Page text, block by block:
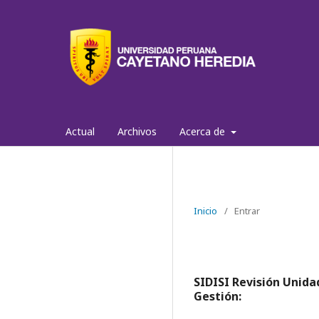
Actual Archivos Acerca de
Inicio / Entrar
SIDISI Revisión
Gestión: